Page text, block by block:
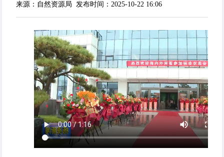
来源：自然资源局 发布时间：2025-10-22 16:06